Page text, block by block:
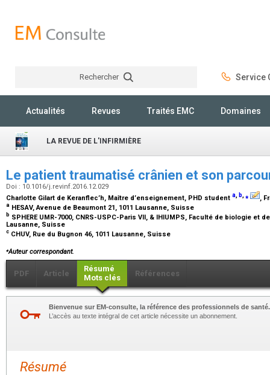
Rechercher Service
Actualités Revues Traités EMC Domaines
LA REVUE DE L'INFIRMIÈRE
Le patient traumatisé crânien et son
Doi : 10.1016/j.revinf.2016.12.029
Charlotte Gilart de Keranflec’h, Maître d’enseignement, PHD student a, b,⁎ ,
a HESAV, Avenue de Beaumont 21, 1011 Lausanne, Suisse
b SPHERE UMR-7000, CNRS-USPC-Paris VII, & IHIUMPS, Faculté de biologie et
Lausanne, Suisse
c CHUV, Rue du Bugnon 46, 1011 Lausanne, Suisse
⁎Auteur correspondant.
PDF Article
Résumé
Mots clés
Références
Bienvenue sur EM-consulte, la référence des professionnels de santé.
L’accès au texte intégral de cet article nécessite un abonnement.
Résumé